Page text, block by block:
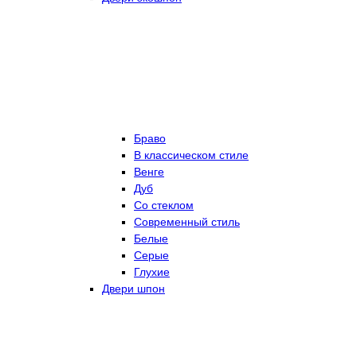
Браво
В классическом стиле
Венге
Дуб
Со стеклом
Современный стиль
Белые
Серые
Глухие
Двери шпон